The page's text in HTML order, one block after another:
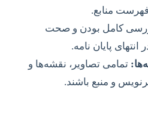
منابع.
کامل بودن و صحت
انتهای پایان نامه.
تمامی تصاویر، نقشه‌ها و
و منبع باشند.